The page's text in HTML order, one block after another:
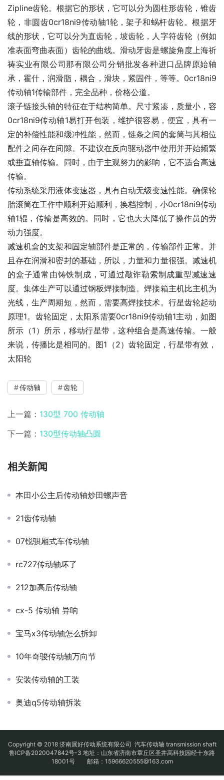
Zipline齿轮。根据它的形状，它可以分为圆柱形齿轮，锥齿
轮，非圆齿0cr18ni9传动轴1轮，架子和蜗杆齿轮。根据牙
线的形状，它可以分为直齿轮，坡齿轮，人字符齿轮（例如
准表面弯曲表面）齿轮的曲线。滑动牙齿是螺旋角度上海祈
祷实业有限公司那有限公司分销批发各种进口品牌原始轴
承，霍什，润滑脂，耦合，滑块，紧固件，等等。0cr18ni9
传动轴1传输部件，完全品种，价格公道。
滚子链接头轴的特征在于结构简单。尺寸紧凑，质量小，容
0cr18ni9传动轴1易打开包装，维护很容易，便宜，具有一
定的补偿性能和缓冲性能，然而，链条之间的套筒与其相位
配件之间存在间隙。不建议在反向驱动器中使用并开始频繁
或垂直轴传输。同时，由于主观努力的影响，它不适合高速
传输。
传动系统采用液体变速器，具有自动无级变速性能。确保轮
胎滚筒在工作中顺利开始顺利，换档控制，小0cr18ni9传动
轴1辊，传输是高效的。同时，它也大大降低了操作员的劳
动力强度。
减速机盒的支架和固定轴部件是正常的，传输部件正常。并
且存在润滑和密封的基础，所以，力量和力量很强。减速机
的盒子通常由铸铁制成，可通过敲诈勒索制成重型减速速
度。集体生产可以通过钢板焊接制造。焊接箱主机比主机为
光线，生产周期短，然而，需要高焊接技术。行星齿轮起动
原理1。齿轮固定，太阳系需要0cr18ni9传动轴1主动，如图
所示（1）所示，移动行星带，这种组合是高速传输。一般
来说，传播比是相同的。图1（2）齿轮固定，行星带有效，
太阳轮
传动轴 齿轮
上一篇： 130型 700 传动轴
下一篇： 130型传动轴凸圆
相关新闻
本田小公主后传动轴炒田螺声音
21齿传动轴
07锐骐厢式车传动轴
rc727传动轴坏了
212加高后传动轴
cx-5 传动轴 异响
宝马x3传动轴怎么拆卸
10年奇骏传动轴万向节
安装传动轴的工装
奥迪q5传动轴拆装
Copyright © 2018 济南展好传动系统有限公司 汽车传动轴 transmission shaft
鲁ICP备2020047842号-3 地址：山东省济南市章丘区圣井高科技园经十东路
18001号 邮箱：15966620555@163.com